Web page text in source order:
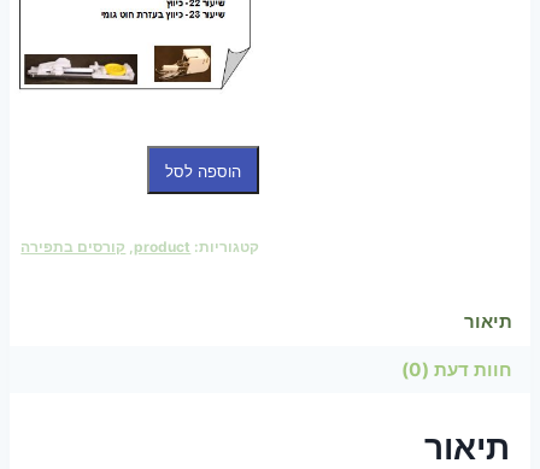
של
נפלאות
הוספה לסל
קטגוריות: product קורסים בתפירה
תיאור
חוות דעת (0)
תיאור